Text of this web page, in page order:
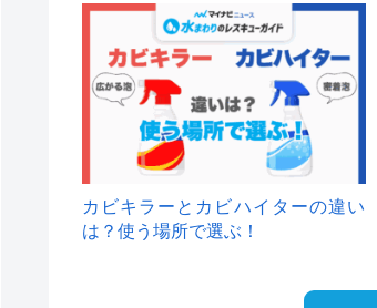
カビキラーとカビハイターの違い
は？使う場所で選ぶ！